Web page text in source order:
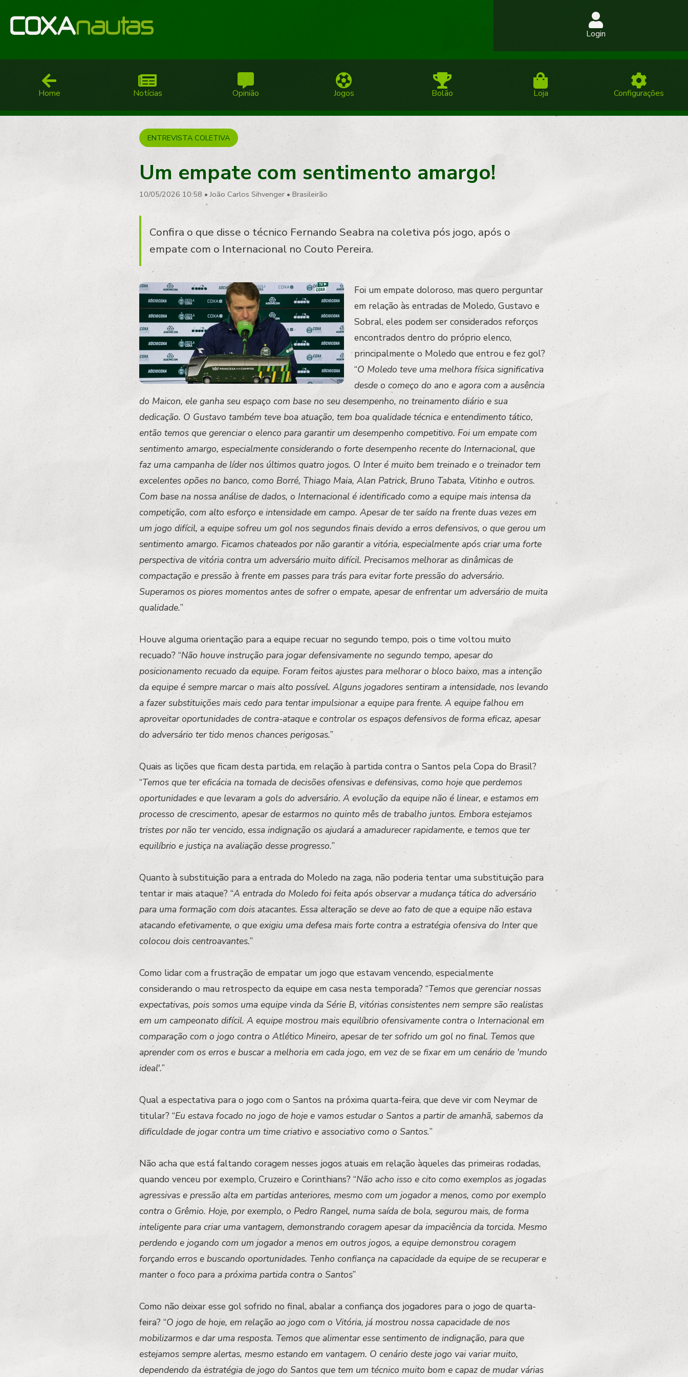
Login
Home Notícias Opinião Jogos Bolão Loja Configurações
ENTREVISTA COLETIVA
Um empate com sentimento amargo!
10/05/2026 10:58 •João Carlos Sihvenger • Brasileirão
Confira o que disse o técnico Fernando Seabra na coletiva pós jogo, após o
empate com o Internacional no Couto Pereira.
Foi um empate doloroso, mas quero perguntar
em relação às entradas de Moledo, Gustavo e
Sobral, eles podem ser considerados reforços
encontrados dentro do próprio elenco,
principalmente o Moledo que entrou e fez gol?
“O Moledo teve uma melhora física significativa
desde o começo do ano e agora com a ausência
do Maicon, ele ganha seu espaço com base no seu desempenho, no treinamento diário e sua
dedicação. O Gustavo também teve boa atuação, tem boa qualidade técnica e entendimento tático,
então temos que gerenciar o elenco para garantir um desempenho competitivo. Foi um empate com
sentimento amargo, especialmente considerando o forte desempenho recente do Internacional, que
faz uma campanha de líder nos últimos quatro jogos. O Inter é muito bem treinado e o treinador tem
excelentes opões no banco, como Borré, Thiago Maia, Alan Patrick, Bruno Tabata, Vitinho e outros.
Com base na nossa análise de dados, o Internacional é identificado como a equipe mais intensa da
competição, com alto esforço e intensidade em campo. Apesar de ter saído na frente duas vezes em
um jogo difícil, a equipe sofreu um gol nos segundos finais devido a erros defensivos, o que gerou um
sentimento amargo. Ficamos chateados por não garantir a vitória, especialmente após criar uma forte
perspectiva de vitória contra um adversário muito difícil. Precisamos melhorar as dinâmicas de
compactação e pressão à frente em passes para trás para evitar forte pressão do adversário.
Superamos os piores momentos antes de sofrer o empate, apesar de enfrentar um adversário de muita
qualidade.”
Houve alguma orientação para a equipe recuar no segundo tempo, pois o time voltou muito
recuado? “Não houve instrução para jogar defensivamente no segundo tempo, apesar do
posicionamento recuado da equipe. Foram feitos ajustes para melhorar o bloco baixo, mas a intenção
da equipe é sempre marcar o mais alto possível. Alguns jogadores sentiram a intensidade, nos levando
a fazer substituições mais cedo para tentar impulsionar a equipe para frente. A equipe falhou em
aproveitar oportunidades de contra-ataque e controlar os espaços defensivos de forma eficaz, apesar
do adversário ter tido menos chances perigosas.”
Quais as lições que ficam desta partida, em relação à partida contra o Santos pela Copa do Brasil?
“Temos que ter eficácia na tomada de decisões ofensivas e defensivas, como hoje que perdemos
oportunidades e que levaram a gols do adversário. A evolução da equipe não é linear, e estamos em
processo de crescimento, apesar de estarmos no quinto mês de trabalho juntos. Embora estejamos
tristes por não ter vencido, essa indignação os ajudará a amadurecer rapidamente, e temos que ter
equilíbrio e justiça na avaliação desse progresso.”
Quanto à substituição para a entrada do Moledo na zaga, não poderia tentar uma substituição para
tentar ir mais ataque? “A entrada do Moledo foi feita após observar a mudança tática do adversário
para uma formação com dois atacantes. Essa alteração se deve ao fato de que a equipe não estava
atacando efetivamente, o que exigiu uma defesa mais forte contra a estratégia ofensiva do Inter que
colocou dois centroavantes.”
Como lidar com a frustração de empatar um jogo que estavam vencendo, especialmente
considerando o mau retrospecto da equipe em casa nesta temporada? “Temos que gerenciar nossas
expectativas, pois somos uma equipe vinda da Série B, vitórias consistentes nem sempre são realistas
em um campeonato difícil. A equipe mostrou mais equilíbrio ofensivamente contra o Internacional em
comparação com o jogo contra o Atlético Mineiro, apesar de ter sofrido um gol no final. Temos que
aprender com os erros e buscar a melhoria em cada jogo, em vez de se fixar em um cenário de 'mundo
ideal'.”
Qual a espectativa para o jogo com o Santos na próxima quarta-feira, que deve vir com Neymar de
titular? “Eu estava focado no jogo de hoje e vamos estudar o Santos a partir de amanhã, sabemos da
dificuldade de jogar contra um time criativo e associativo como o Santos.”
Não acha que está faltando coragem nesses jogos atuais em relação àqueles das primeiras rodadas,
quando venceu por exemplo, Cruzeiro e Corinthians? “Não acho isso e cito como exemplos as jogadas
agressivas e pressão alta em partidas anteriores, mesmo com um jogador a menos, como por exemplo
contra o Grêmio. Hoje, por exemplo, o Pedro Rangel, numa saída de bola, segurou mais, de forma
inteligente para criar uma vantagem, demonstrando coragem apesar da impaciência da torcida. Mesmo
perdendo e jogando com um jogador a menos em outros jogos, a equipe demonstrou coragem
forçando erros e buscando oportunidades. Tenho confiança na capacidade da equipe de se recuperar e
manter o foco para a próxima partida contra o Santos”
Como não deixar esse gol sofrido no final, abalar a confiança dos jogadores para o jogo de quarta-
feira? “O jogo de hoje, em relação ao jogo com o Vitória, já mostrou nossa capacidade de nos
mobilizarmos e dar uma resposta. Temos que alimentar esse sentimento de indignação, para que
estejamos sempre alertas, mesmo estando em vantagem. O cenário deste jogo vai variar muito,
dependendo da estratégia de jogo do Santos que tem um técnico muito bom e capaz de mudar várias